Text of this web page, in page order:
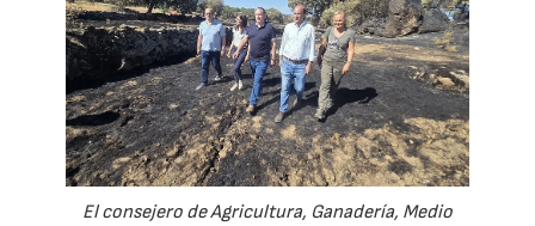
El consejero de Agricultura, Ganadería, Medio